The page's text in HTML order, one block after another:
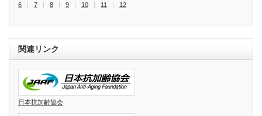
6 7 8 9 10 11 12
関連リンク
日本抗加齢協会